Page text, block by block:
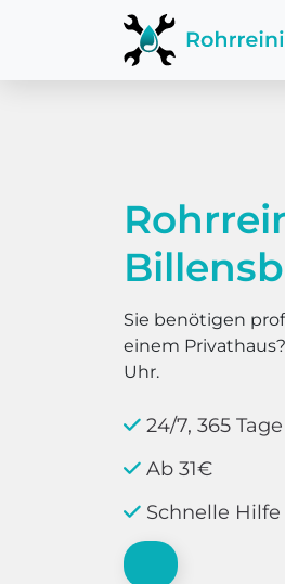
Sie benötigen
einem
Uhr.
24/7, 365
Ab 31€
Schnelle